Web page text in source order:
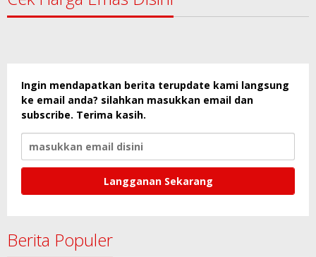
Ingin mendapatkan berita terupdate kami langsung
ke email anda? silahkan masukkan email dan
subscribe. Terima kasih.
Berita Populer